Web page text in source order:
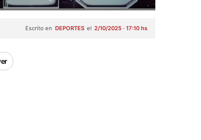
Escrito en DEPORTES el 2/10/2025 · 17:10 hs